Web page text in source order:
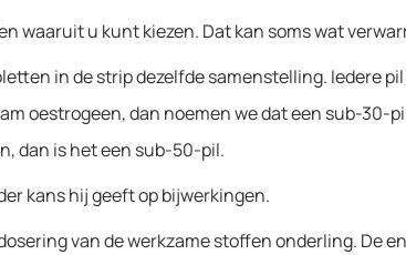
waaruit u kunt kiezen. Dat kan soms wat
in de strip dezelfde samenstelling. Iedere
oestrogeen, dan noemen we dat een sub-30-
dan is het een sub-50-pil.
kans hij geeft op bijwerkingen.
van de werkzame stoffen onderling. De